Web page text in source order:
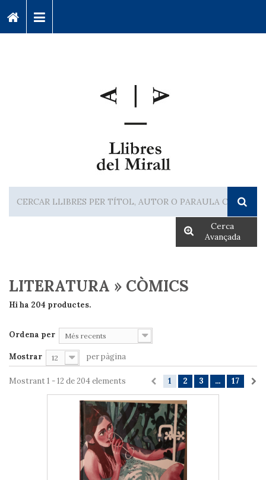
Cerca
Avançada
LITERATURA » CÒMICS
Hi ha 204 productes.
Ordena per Més recents
Mostrar 12 per pàgina
1 2 3 ... 17
Mostrant 1 - 12 de 204 elements